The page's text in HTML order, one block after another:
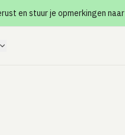
en stuur je opmerkingen naar